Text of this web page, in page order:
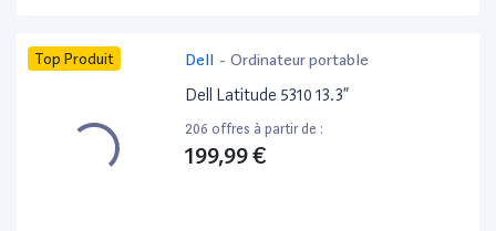
Top Produit Dell - Ordinateur portable
Dell Latitude 5310 13.3”
206 offres à partir de :
199,99 €